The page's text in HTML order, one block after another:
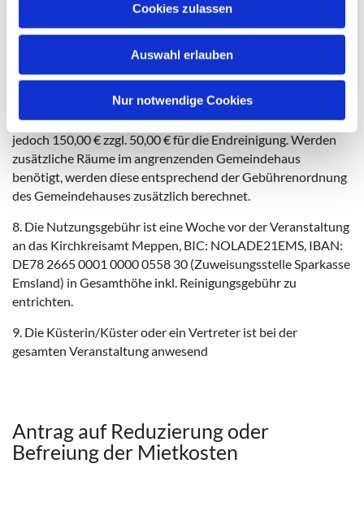
Cookies zulassen
Auswahl erlauben
Nur notwendige Cookies
6. Die/Der Küsterin/Küster übt im Auftrage des
Kirchenvorstandes der Eigentümerin das Hausrecht aus.
Seinen/ihren Hinweisen und Anordnungen ist Folge zu
leisten.
7. Der Veranstalter zahlt als Nutzungsentschädigung für die
Kreuzkirche 10 % des Eintrittskartenerlöses, mindestens
jedoch 150,00 € zzgl. 50,00 € für die Endreinigung. Werden
zusätzliche Räume im angrenzenden Gemeindehaus
benötigt, werden diese entsprechend der Gebührenordnung
des Gemeindehauses zusätzlich berechnet.
8. Die Nutzungsgebühr ist eine Woche vor der Veranstaltung
an das Kirchkreisamt Meppen, BIC: NOLADE21EMS, IBAN:
DE78 2665 0001 0000 0558 30 (Zuweisungsstelle Sparkasse
Emsland) in Gesamthöhe inkl. Reinigungsgebühr zu
entrichten.
9. Die Küsterin/Küster oder ein Vertreter ist bei der
gesamten Veranstaltung anwesend
Antrag auf Reduzierung oder
Befreiung der Mietkosten